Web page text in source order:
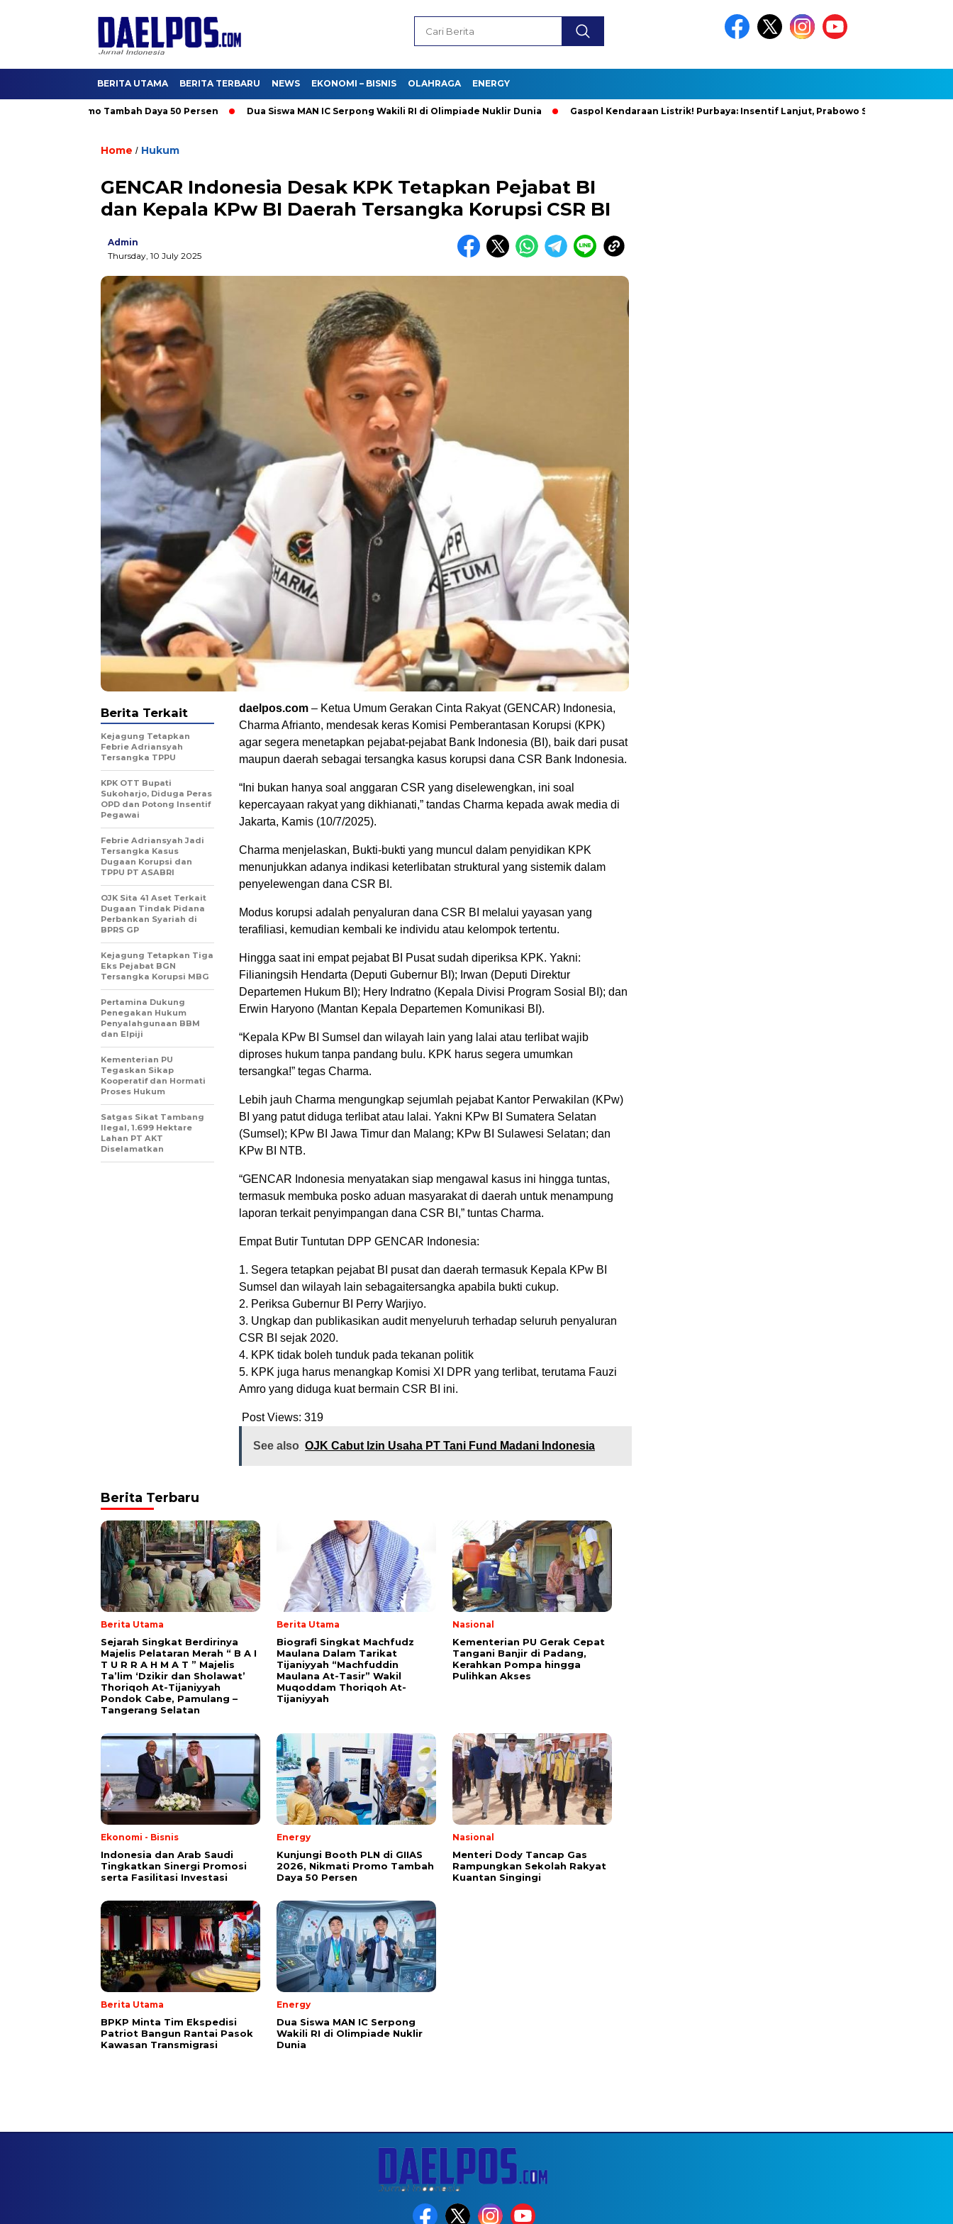
BERITA UTAMA BERITA TERBARU NEWS EKONOMI – BISNIS OLAHRAGA ENERGY
Promo Tambah Daya 50 Persen Dua Siswa MAN IC Serpong Wakili RI di Olimpiade Nuklir Dunia Gaspol Kendaraan Listrik! Purbaya: Insentif Lanjut, Prabowo Siapkan Stimulus Baru
Home / Hukum
GENCAR Indonesia Desak KPK Tetapkan Pejabat BI
dan Kepala KPw BI Daerah Tersangka Korupsi CSR BI
Admin
Thursday, 10 July 2025
daelpos.com – Ketua Umum Gerakan Cinta Rakyat (GENCAR) Indonesia,
Charma Afrianto, mendesak keras Komisi Pemberantasan Korupsi (KPK)
agar segera menetapkan pejabat-pejabat Bank Indonesia (BI), baik dari pusat
maupun daerah sebagai tersangka kasus korupsi dana CSR Bank Indonesia.
“Ini bukan hanya soal anggaran CSR yang diselewengkan, ini soal
kepercayaan rakyat yang dikhianati,” tandas Charma kepada awak media di
Jakarta, Kamis (10/7/2025).
Charma menjelaskan, Bukti-bukti yang muncul dalam penyidikan KPK
menunjukkan adanya indikasi keterlibatan struktural yang sistemik dalam
penyelewengan dana CSR BI.
Modus korupsi adalah penyaluran dana CSR BI melalui yayasan yang
terafiliasi, kemudian kembali ke individu atau kelompok tertentu.
Hingga saat ini empat pejabat BI Pusat sudah diperiksa KPK. Yakni:
Filianingsih Hendarta (Deputi Gubernur BI); Irwan (Deputi Direktur
Departemen Hukum BI); Hery Indratno (Kepala Divisi Program Sosial BI); dan
Erwin Haryono (Mantan Kepala Departemen Komunikasi BI).
“Kepala KPw BI Sumsel dan wilayah lain yang lalai atau terlibat wajib
diproses hukum tanpa pandang bulu. KPK harus segera umumkan
tersangka!” tegas Charma.
Lebih jauh Charma mengungkap sejumlah pejabat Kantor Perwakilan (KPw)
BI yang patut diduga terlibat atau lalai. Yakni KPw BI Sumatera Selatan
(Sumsel); KPw BI Jawa Timur dan Malang; KPw BI Sulawesi Selatan; dan
KPw BI NTB.
“GENCAR Indonesia menyatakan siap mengawal kasus ini hingga tuntas,
termasuk membuka posko aduan masyarakat di daerah untuk menampung
laporan terkait penyimpangan dana CSR BI,” tuntas Charma.
Empat Butir Tuntutan DPP GENCAR Indonesia:
1. Segera tetapkan pejabat BI pusat dan daerah termasuk Kepala KPw BI
Sumsel dan wilayah lain sebagaitersangka apabila bukti cukup.
2. Periksa Gubernur BI Perry Warjiyo.
3. Ungkap dan publikasikan audit menyeluruh terhadap seluruh penyaluran
CSR BI sejak 2020.
4. KPK tidak boleh tunduk pada tekanan politik
5. KPK juga harus menangkap Komisi XI DPR yang terlibat, terutama Fauzi
Amro yang diduga kuat bermain CSR BI ini.
Post Views: 319
See also OJK Cabut Izin Usaha PT Tani Fund Madani Indonesia
Berita Terkait
Kejagung Tetapkan
Febrie Adriansyah
Tersangka TPPU
KPK OTT Bupati
Sukoharjo, Diduga Peras
OPD dan Potong Insentif
Pegawai
Febrie Adriansyah Jadi
Tersangka Kasus
Dugaan Korupsi dan
TPPU PT ASABRI
OJK Sita 41 Aset Terkait
Dugaan Tindak Pidana
Perbankan Syariah di
BPRS GP
Kejagung Tetapkan Tiga
Eks Pejabat BGN
Tersangka Korupsi MBG
Pertamina Dukung
Penegakan Hukum
Penyalahgunaan BBM
dan Elpiji
Kementerian PU
Tegaskan Sikap
Kooperatif dan Hormati
Proses Hukum
Satgas Sikat Tambang
Ilegal, 1.699 Hektare
Lahan PT AKT
Diselamatkan
Berita Terbaru
Berita Utama
Sejarah Singkat Berdirinya
Majelis Pelataran Merah “ B A I
T U R R A H M A T ” Majelis
Ta’lim ‘Dzikir dan Sholawat’
Thoriqoh At-Tijaniyyah
Pondok Cabe, Pamulang –
Tangerang Selatan
Berita Utama
Biografi Singkat Machfudz
Maulana Dalam Tarikat
Tijaniyyah “Machfuddin
Maulana At-Tasir” Wakil
Muqoddam Thoriqoh At-
Tijaniyyah
Nasional
Kementerian PU Gerak Cepat
Tangani Banjir di Padang,
Kerahkan Pompa hingga
Pulihkan Akses
Ekonomi - Bisnis
Indonesia dan Arab Saudi
Tingkatkan Sinergi Promosi
serta Fasilitasi Investasi
Energy
Kunjungi Booth PLN di GIIAS
2026, Nikmati Promo Tambah
Daya 50 Persen
Nasional
Menteri Dody Tancap Gas
Rampungkan Sekolah Rakyat
Kuantan Singingi
Berita Utama
BPKP Minta Tim Ekspedisi
Patriot Bangun Rantai Pasok
Kawasan Transmigrasi
Energy
Dua Siswa MAN IC Serpong
Wakili RI di Olimpiade Nuklir
Dunia